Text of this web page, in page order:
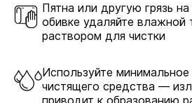
Пятна или другую грязь
обивке удаляйте влажной
раствором для чистки
Используйте минимальное
чистящего средства —
приводит к образованию